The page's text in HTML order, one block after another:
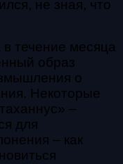
не зная, что
в течение месяца
образ
о
Некоторые
–
для
– как